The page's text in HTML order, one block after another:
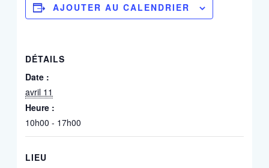
AJOUTER AU CALENDRIER
DÉTAILS
Date :
avril 11
Heure :
10h00 - 17h00
LIEU